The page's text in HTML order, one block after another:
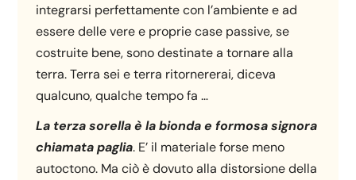
integrarsi perfettamente con l’ambiente e ad
essere delle vere e proprie case passive, se
costruite bene, sono destinate a tornare alla
terra. Terra sei e terra ritornererai, diceva
qualcuno, qualche tempo fa …
La terza sorella è la bionda e formosa signora
chiamata paglia. E’ il materiale forse meno
autoctono. Ma ciò è dovuto alla distorsione della